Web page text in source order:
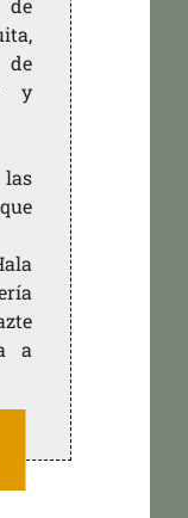
y
a